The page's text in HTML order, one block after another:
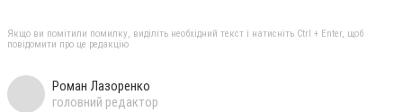
Якщо ви помітили помилку, виділіть необхідний текст і натисніть Ctrl + Enter, щоб
повідомити про це редакцію
Роман Лазоренко
головний редактор